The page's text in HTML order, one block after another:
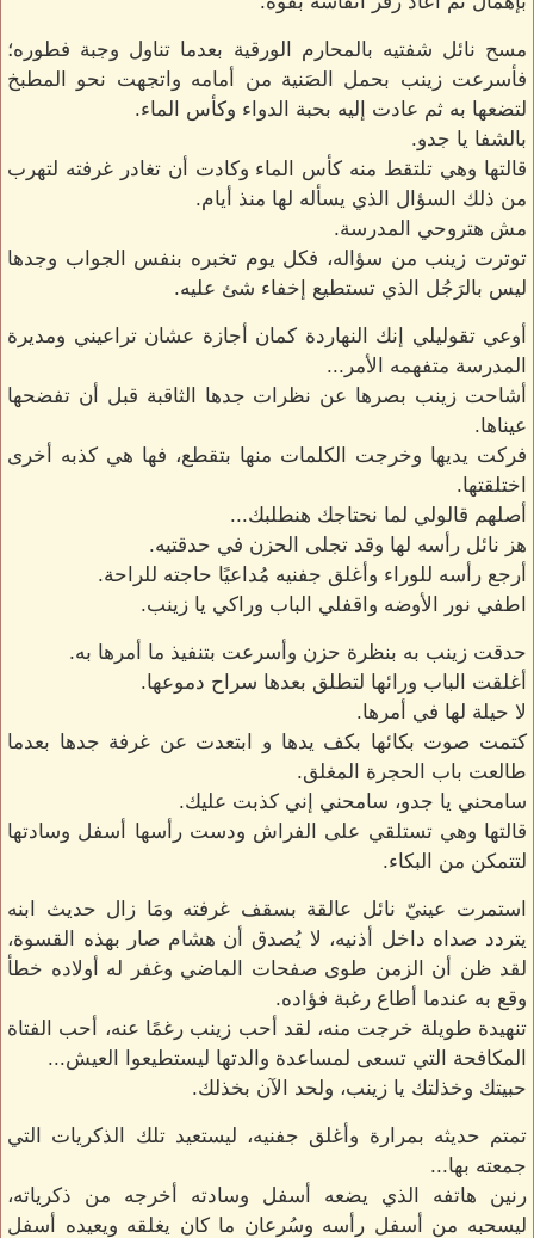
مسح نائل شفتيه بالمحارم الورقية بعدما تناول وجبة فطوره؛
فأسرعت زينب بحمل الصَنية من أمامه واتجهت نحو المطبخ
لتضعها به ثم عادت إليه بحبة الدواء وكأس الماء.
بالشفا يا جدو.
قالتها وهي تلتقط منه كأس الماء وكادت أن تغادر غرفته لتهرب
من ذلك السؤال الذي يسأله لها منذ أيام.
مش هتروحي المدرسة.
توترت زينب من سؤاله، فكل يوم تخبره بنفس الجواب وجدها
ليس بالرَجُل الذي تستطيع إخفاء شئ عليه.
أوعي تقوليلي إنك النهاردة كمان أجازة عشان تراعيني ومديرة
المدرسة متفهمه الأمر...
أشاحت زينب بصرها عن نظرات جدها الثاقبة قبل أن تفضحها
عيناها.
فركت يديها وخرجت الكلمات منها بتقطع، فها هي كذبه أخرى
اختلقتها.
أصلهم قالولي لما نحتاجك هنطلبك...
هز نائل رأسه لها وقد تجلى الحزن في حدقتيه.
أرجع رأسه للوراء وأغلق جفنيه مُداعيًا حاجته للراحة.
اطفي نور الأوضه واقفلي الباب وراكي يا زينب.
حدقت زينب به بنظرة حزن وأسرعت بتنفيذ ما أمرها به.
أغلقت الباب ورائها لتطلق بعدها سراح دموعها.
لا حيلة لها في أمرها.
كتمت صوت بكائها بكف يدها و ابتعدت عن غرفة جدها بعدما
طالعت باب الحجرة المغلق.
سامحني يا جدو، سامحني إني كذبت عليك.
قالتها وهي تستلقي على الفراش ودست رأسها أسفل وسادتها
لتتمكن من البكاء.
استمرت عينيّ نائل عالقة بسقف غرفته ومَا زال حديث ابنه
يتردد صداه داخل أذنيه، لا يُصدق أن هشام صار بهذه القسوة،
لقد ظن أن الزمن طوى صفحات الماضي وغفر له أولاده خطأ
وقع به عندما أطاع رغبة فؤاده.
تنهيدة طويلة خرجت منه، لقد أحب زينب رغمًا عنه، أحب الفتاة
المكافحة التي تسعى لمساعدة والدتها ليستطيعوا العيش...
حبيتك وخذلتك يا زينب، ولحد الآن بخذلك.
تمتم حديثه بمرارة وأغلق جفنيه، ليستعيد تلك الذكريات التي
جمعته بها...
رنين هاتفه الذي يضعه أسفل وسادته أخرجه من ذكرياته،
ليسحبه من أسفل رأسه وسُرعان ما كان يغلقه ويعيده أسفل